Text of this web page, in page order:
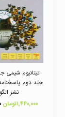
تیتانیوم شیمی
جلد دوم
نشر الگو
۱,۴۴۰,۰۰۰تومان